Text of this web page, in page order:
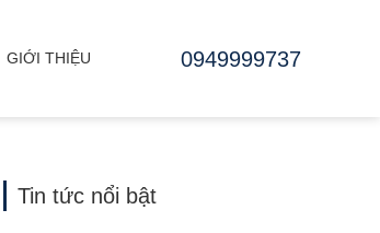
GIỚI THIỆU 0949999737
Tin tức nổi bật